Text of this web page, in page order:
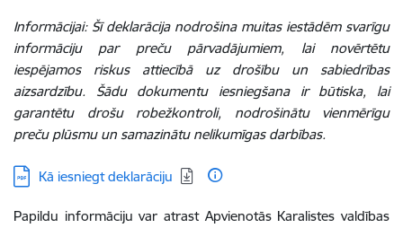
Informācijai: Šī deklarācija nodrošina muitas iestādēm svarīgu
informāciju par preču pārvadājumiem, lai novērtētu
iespējamos riskus attiecībā uz drošību un sabiedrības
aizsardzību. Šādu dokumentu iesniegšana ir būtiska, lai
garantētu drošu robežkontroli, nodrošinātu vienmērīgu
preču plūsmu un samazinātu nelikumīgas darbības.
Lejupielādēt:
Kā iesniegt deklarāciju
Papildu informāciju var atrast Apvienotās Karalistes valdības